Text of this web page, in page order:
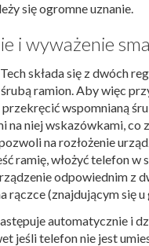
się ogromne uznanie.
i wyważenie
składa się z dwóch
ramion. Aby więc
wspomnianą
na niej wskazówkami, co
na rozłożenie
ramię, włożyć telefon w
odpowiednim z
rączce (znajdującym się u
automatycznie i
jeśli telefon nie jest